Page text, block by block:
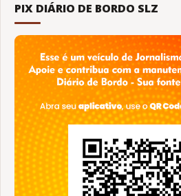
PIX DIÁRIO DE BORDO SLZ